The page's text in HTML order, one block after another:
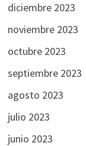
diciembre 2023
noviembre 2023
octubre 2023
septiembre 2023
agosto 2023
julio 2023
junio 2023